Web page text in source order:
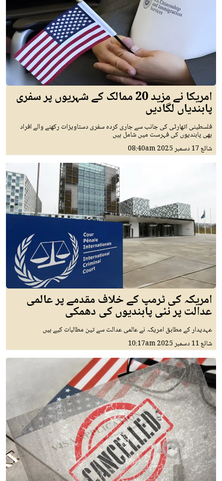
امریکا نے مزید 20 ممالک کے شہریوں پر سفری
پابندیاں لگادیں
فلسطینی اتھارٹی کی جانب سے جاری کردہ سفری دستاویزات رکھنے والے افراد
بھی پابندیوں کی فہرست میں شامل ہیں
شائع17 دسمبر 2025 08:40am
امریکہ کی ٹرمپ کے خلاف مقدمے پر عالمی
عدالت پر نئی پابندیوں کی دھمکی
عہدیدار کے مطابق امریکہ نے عالمی عدالت سے تین مطالبات کیے ہیں
شائع11 دسمبر 2025 10:17am